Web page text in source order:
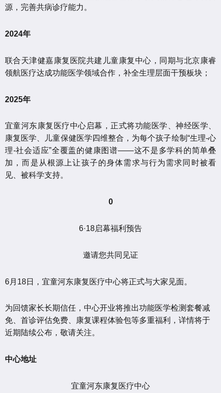
源，完善共病诊疗能力。
2024年
联合天津健嘉康复医院共建儿童康复中心，同期与北京康睿
领航医疗达成功能医学领域合作，补全生理层面干预板块；
2025年
宜童河东康复医疗中心启幕，正式将功能医学、神经医学、
康复医学、儿童保健医学四维整合，为每个孩子绘制“生理-心
理-社会适应”全覆盖的健康图谱——这不是多学科的简单叠
加，而是从根源上让孩子的身体需求与行为需求同时被看
见、被科学支持。
0
6·18启幕福利预告
邀请您共同见证
6月18日，宜童河东康复医疗中心将正式与大家见面。
为回馈家长长期信任，中心开业将推出功能医学检测套餐减
免、首诊评估免费、康复课程体验包等多重福利，详情将于
近期陆续公布，敬请关注。
中心地址
宜童河东康复医疗中心